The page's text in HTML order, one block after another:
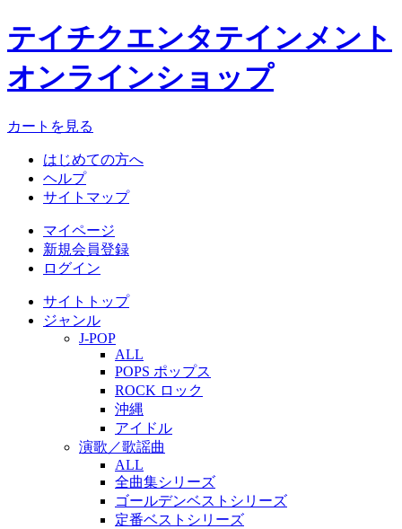
テイチクエンタテインメント
オンラインショップ
カートを見る
はじめての方へ
ヘルプ
サイトマップ
マイページ
新規会員登録
ログイン
サイトトップ
ジャンル
J-POP
ALL
POPS ポップス
ROCK ロック
沖縄
アイドル
演歌／歌謡曲
ALL
全曲集シリーズ
ゴールデンベストシリーズ
定番ベストシリーズ